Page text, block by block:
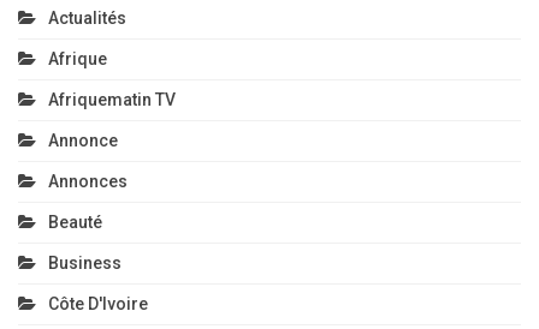
Actualités
Afrique
Afriquematin TV
Annonce
Annonces
Beauté
Business
Côte D'Ivoire